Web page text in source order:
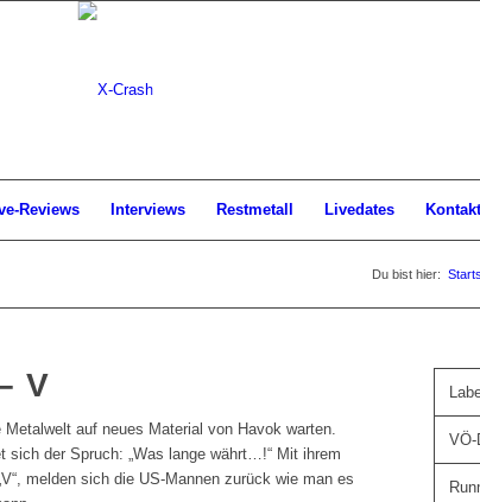
Reviews Interviews Restmetall Livedates Kontakt
Du bist hier:
V
auf neues Material von Havok warten.
sich der Spruch: „Was lange währt…!“ Mit ihrem
melden sich die US-Mannen zurück wie man es
VÖ-